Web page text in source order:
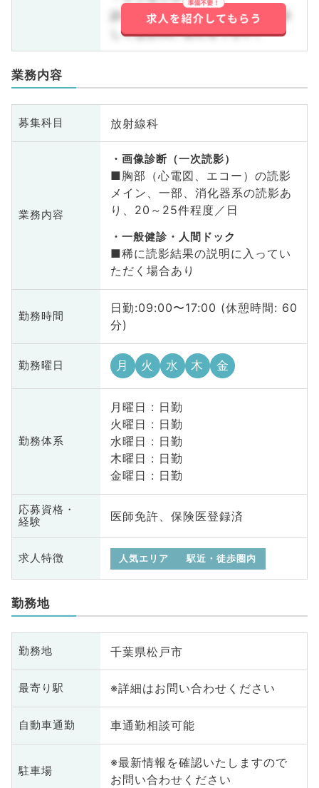
詳しくはお問い合わせ下さい。詳
しくはお問い合わせ下さい。
業務内容
募集科目 放射線科
業務内容
画像診断（一次読影）
■胸部（心電図、エコー）の読影
メイン、一部、消化器系の読影あ
り、20～25件程度／日
一般健診・人間ドック
■稀に読影結果の説明に入ってい
ただく場合あり
勤務時間
日勤:09:00〜17:00 (休憩時間: 60
分)
勤務曜日 月 火 水 木 金
勤務体系
月曜日 : 日勤
火曜日 : 日勤
水曜日 : 日勤
木曜日 : 日勤
金曜日 : 日勤
応募資格・
経験
医師免許、保険医登録済
求人特徴 人気エリア 駅近・徒歩圏内
勤務地
勤務地 千葉県松戸市
最寄り駅 ※詳細はお問い合わせください
自動車通勤 車通勤相談可能
駐車場
※最新情報を確認いたしますので
お問い合わせください